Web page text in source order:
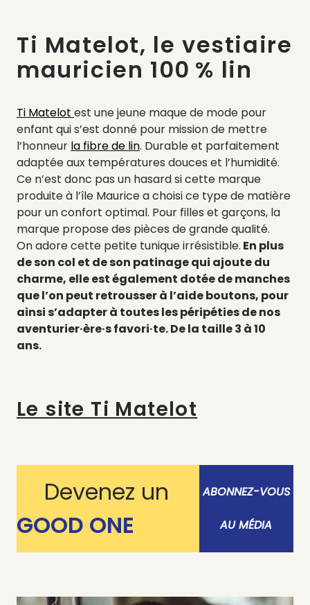
Ti Matelot, le vestiaire
mauricien 100 % lin
Ti Matelot est une jeune maque de mode pour
enfant qui s’est donné pour mission de mettre
l’honneur la fibre de lin. Durable et parfaitement
adaptée aux températures douces et l’humidité.
Ce n’est donc pas un hasard si cette marque
produite à l’île Maurice a choisi ce type de matière
pour un confort optimal. Pour filles et garçons, la
marque propose des pièces de grande qualité.
Onadore cette petite tunique irrésistible. En plus
de son col et de son patinage qui ajoute du
charme, elle est également dotée de manches
que l’on peut retrousser à l’aide boutons, pour
ainsi s’adapter à toutes les péripéties de nos
aventurier·ère·s favori·te. De la taille 3 à 10
ans.
Le site Ti Matelot
Devenez un
GOOD ONE
ABONNEZ-VOUS
AU MÉDIA